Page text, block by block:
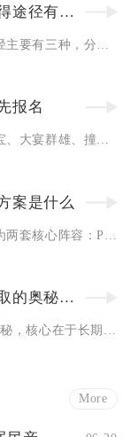
摩尔庄园宅急送凳子的获得途径有哪些
报名
常规活动如讨伐董卓、古城探宝、大宴群雄、撞钟祈福等，活动开启...
案是什么
少年三国志二金将免费获取的奥秘是什么
少年三国志2金将免费获取的奥秘，核心在于长期稳定参与心愿商店...
More